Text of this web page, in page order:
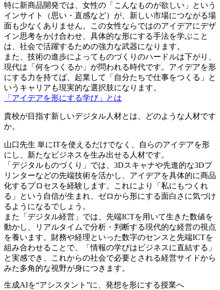
特に新商品開発では、女性の「こんなものが欲しい」という
インサイト（思い・直感など）が、新しい市場につながる場
面も少なくありません。この女性ならではのアイデアにデザ
イン思考をかけ合わせ、具体的な形にする手法を学ぶこと
は、社会で活躍するための強力な武器になります。
また、技術の進歩によってものづくりのハードルは下がり、
現代は「何をつくるか」が問われる時代です。アイデアを形
にする力を持てば、起業して「自分たちで仕事をつくる」と
いうキャリアも現実的な選択肢になります。
「アイデアを形にする学び」とは
貴校が目指す新しいデジタル人材とは、どのような人材です
か。
山口先生 単にITを使えるだけでなく、自らのアイデアを形
にし、新たなビジネスを生み出せる人材です。
「デジタルものづくり」では、3Dスキャナや先進的な3Dプ
リンターなどの先端技術を活かし、アイデアを具体的に商品
化するプロセスを経験します。これにより「私にもつくれ
る」という自信が生まれ、ゼロから形にする面白さに気づけ
るようになるでしょう。
また「デジタル経営」では、先端ICTを用いて生きた数値を
動かし、リアルタイムで分析・判断する現代的な経営の視点
を養います。財務や経理といった数字のセンスと先端ICTを
組み合わせることで、「情報の学びはビジネスに直結する」
と実感でき、これからの社会で必要とされる経営サイドから
みた多角的な視野が身につきます。
生成AIを“アシスタント”に、発想を形にする授業へ